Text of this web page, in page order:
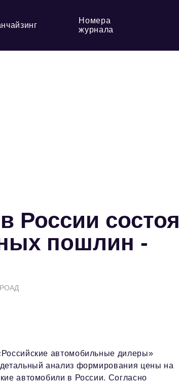
Номера
журнала
России
пошлин -
РОАД
автомобильные дилеры»
анализ формирования цены на
автомобили в России. Согласно